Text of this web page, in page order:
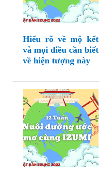
Hiểu rõ về mộ kết
và mọi điều cần biết
về hiện tượng này